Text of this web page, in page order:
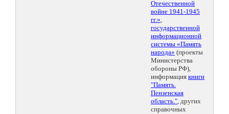
Отечественной
войне 1941-1945
гг.»,
государственной
информационной
системы «Память
народа» (проекты
Министерства
обороны РФ),
информация книги
"Память.
Пензенская
область.", других
справочных